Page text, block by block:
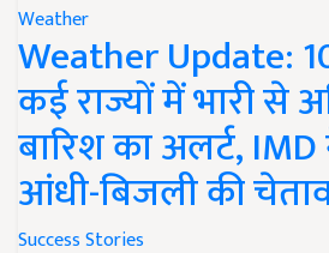
Weather
Weather Update:
कई राज्यों में भारी से
बारिश का अलर्ट, IMD
आंधी-बिजली की
Success Stories